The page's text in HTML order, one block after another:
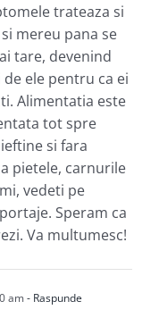
trateaza si
mereu pana se
tare, devenind
ele pentru ca ei
Alimentatia este
tot spre
si fara
pietele, carnurile
vedeti pe
Speram ca
Va multumesc!
am- Raspunde